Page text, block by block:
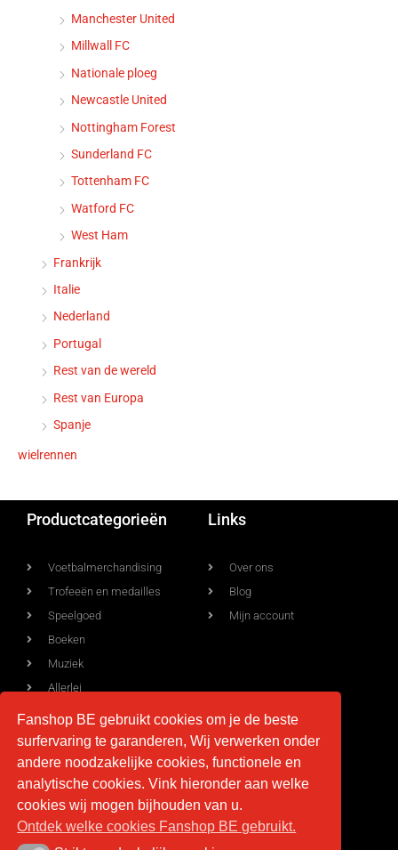
Manchester United
Millwall FC
Nationale ploeg
Newcastle United
Nottingham Forest
Sunderland FC
Tottenham FC
Watford FC
West Ham
Frankrijk
Italie
Nederland
Portugal
Rest van de wereld
Rest van Europa
Spanje
wielrennen
Productcategorieën
Voetbalmerchandising
Trofeeën en medailles
Speelgoed
Boeken
Muziek
Allerlei
Links
Over ons
Blog
Mijn account
Voorwaarden
Levering
Privacy
Contact
info@fan-shop.be
BTW BE 0879.850.673
Fanshop BE gebruikt cookies om je de beste
surfervaring te garanderen, Wij verwerken onder
andere noodzakelijke cookies, functionele en
analytische cookies. Vink hieronder aan welke
cookies wij mogen bijhouden van u.
Ontdek welke cookies Fanshop BE gebruikt.